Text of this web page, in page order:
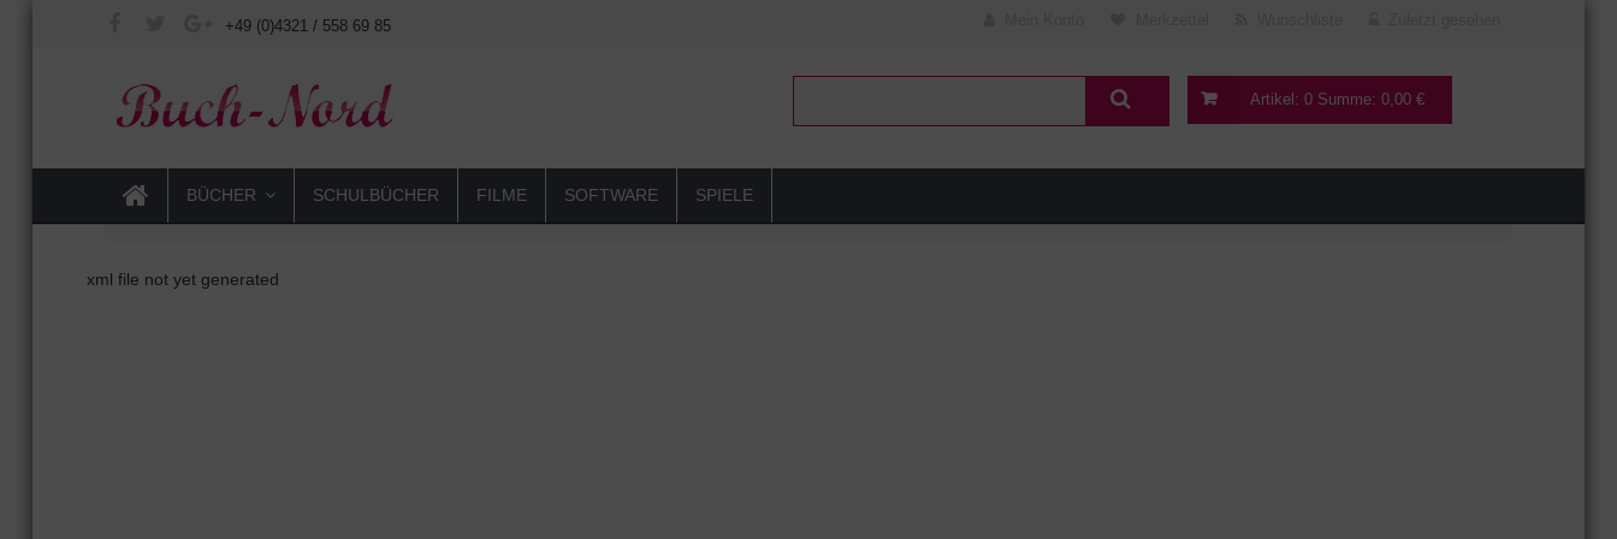
+49 (0)4321 / 558 69 85
Artikel: 0 Summe: 0,00 €
BÜCHER SCHULBÜCHER FILME SOFTWARE SPIELE
xml file not yet generated